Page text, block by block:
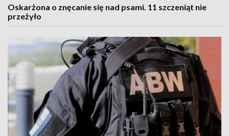
Oskarżona o znęcanie się nad psami. 11 szczeniąt nie
przeżyło